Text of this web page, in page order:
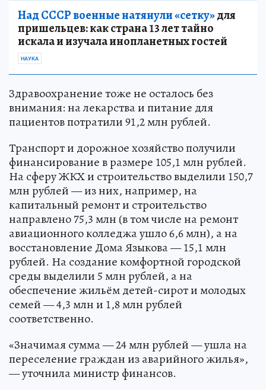
Над СССР военные натянули «сетку»для
пришельцев: как страна 13 лет тайно
искала и изучала инопланетных гостей
НАУКА
Здравоохранение тоже не осталось без
внимания: на лекарства и питание для
пациентов потратили 91,2 млн рублей.
Транспорт и дорожное хозяйство получили
финансирование в размере 105,1 млн рублей.
На сферу ЖКХ и строительство выделили 150,7
млн рублей — из них, например, на
капитальный ремонт и строительство
направлено 75,3 млн (в том числе на ремонт
авиационного колледжа ушло 6,6 млн), а на
восстановление Дома Языкова — 15,1 млн
рублей. На создание комфортной городской
среды выделили 5 млн рублей, а на
обеспечение жильём детей-сирот и молодых
семей — 4,3 млн и 1,8 млн рублей
соответственно.
«Значимая сумма — 24 млн рублей — ушла на
переселение граждан из аварийного жилья»,
— уточнила министр финансов.